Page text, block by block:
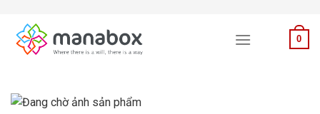
content
0